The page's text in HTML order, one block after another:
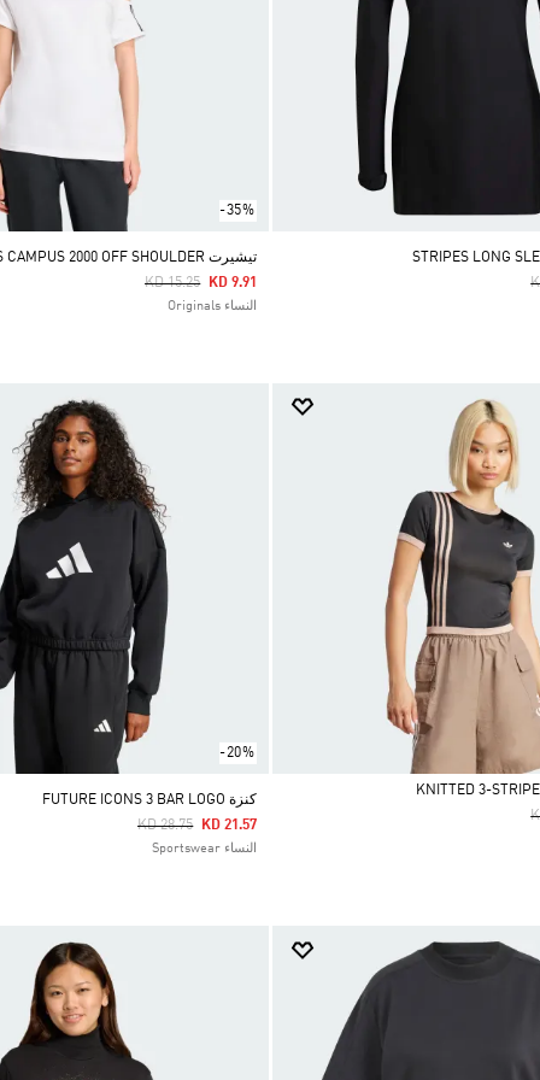
-35%
تيشيرت ADIDAS ORIGINALS CAMPUS 2000 OFF SHOULDER
Price Reduced From
KD 15.25ToKD 9.91
النساء Originals
-20%
كنزة FUTURE ICONS 3 BAR LOGO
Price Reduced From
KD 28.75ToKD 21.57
النساء Sportswear